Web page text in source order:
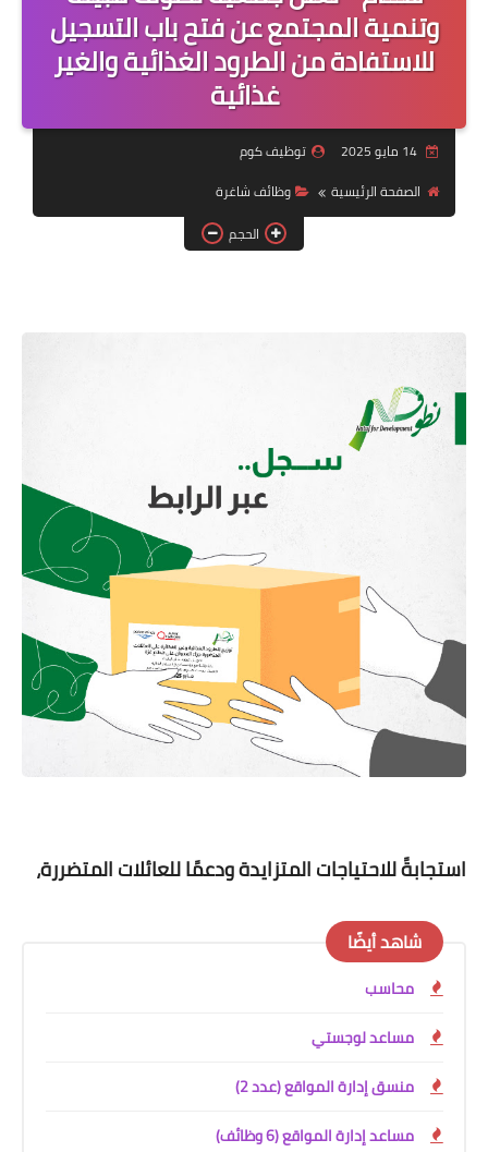
منوعات
نماذج سيرة ذاتية
وتنمية المجتمع عن فتح باب التسجيل
للاستفادة من الطرود الغذائية والغير
غذائية
14 مايو 2025
توظيف كوم
الصفحة الرئيسية
وظائف شاغرة
الحجم
استجابةً للاحتياجات المتزايدة ودعمًا للعائلات المتضررة،
شاهد أيضًا
محاسب
مساعد لوجستي
منسق إدارة المواقع (عدد 2)
مساعد إدارة المواقع (6 وظائف)